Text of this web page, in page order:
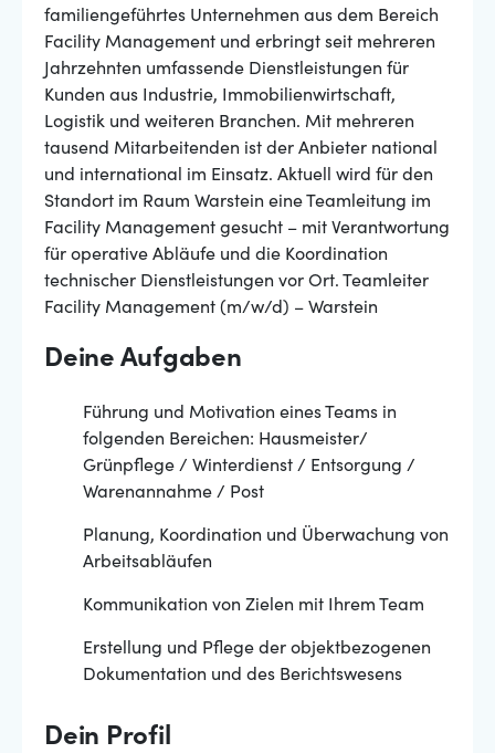
familiengeführtes Unternehmen aus dem Bereich
Facility Management und erbringt seit mehreren
Jahrzehnten umfassende Dienstleistungen für
Kunden aus Industrie, Immobilienwirtschaft,
Logistik und weiteren Branchen. Mit mehreren
tausend Mitarbeitenden ist der Anbieter national
und international im Einsatz. Aktuell wird für den
Standort im Raum Warstein eine Teamleitung im
Facility Management gesucht – mit Verantwortung
für operative Abläufe und die Koordination
technischer Dienstleistungen vor Ort. Teamleiter
Facility Management (m/w/d) – Warstein
Deine Aufgaben
Führung und Motivation eines Teams in
folgenden Bereichen: Hausmeister/
Grünpflege / Winterdienst / Entsorgung /
Warenannahme / Post
Planung, Koordination und Überwachung von
Arbeitsabläufen
Kommunikation von Zielen mit Ihrem Team
Erstellung und Pflege der objektbezogenen
Dokumentation und des Berichtswesens​
Dein Profil